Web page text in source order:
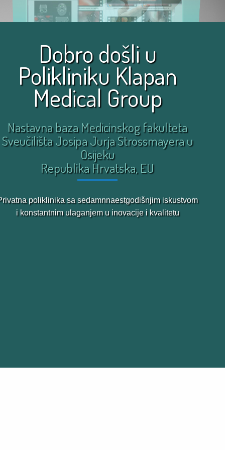
Dobro došli u
Polikliniku Klapan
Medical Group
Nastavna baza Medicinskog fakulteta
Sveučilišta Josipa Jurja Strossmayera u
Osijeku
Republika Hrvatska, EU
poliklinika sa sedamnnaestgodišnjim iskustvom
i konstantnim ulaganjem u inovacije i kvalitetu